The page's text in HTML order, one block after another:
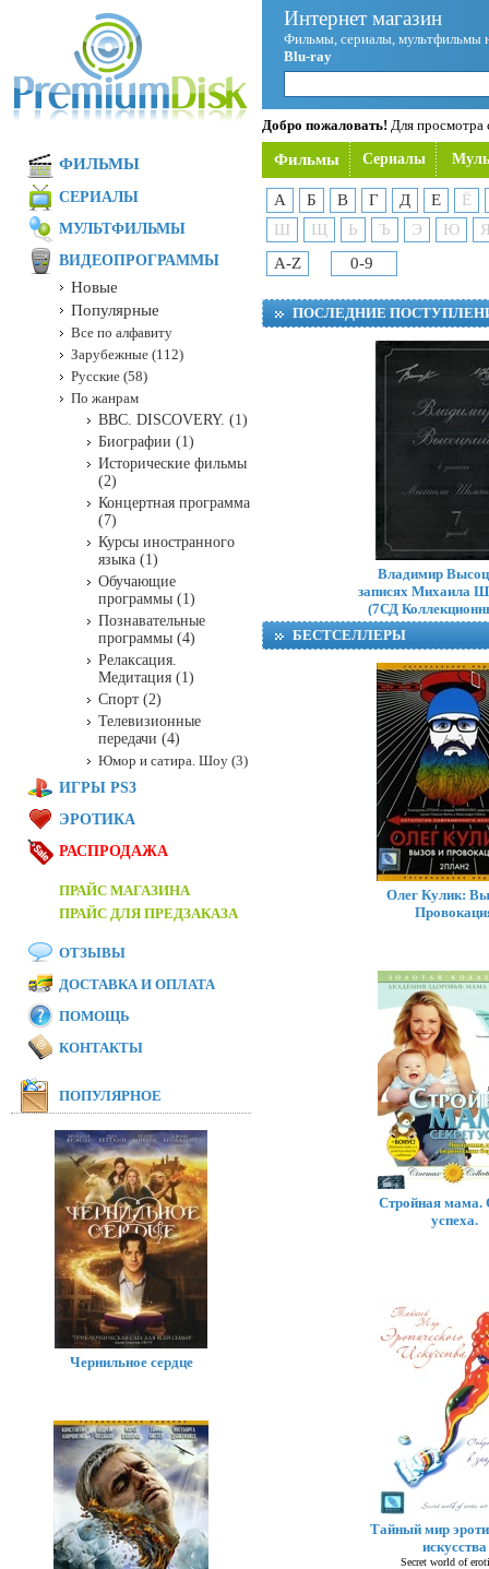
Интернет магазин
Фильмы, сериалы, мультфильмы
Blu-ray
Добро пожаловать! Для просмотра
Фильмы Сериалы
А Б В Г Д Е
Ё
Ш
Щ Ь Ъ Э Ю
A-Z
0-9
ПОСЛЕДНИЕ
Владимир
записях Михаила
(7СД
БЕСТСЕЛЛЕРЫ
Олег Кулик:
Стройная мама.
успеха.
Тайный мир
искусства
Secret world of
ФИЛЬМЫ
СЕРИАЛЫ
МУЛЬТФИЛЬМЫ
ВИДЕОПРОГРАММЫ
Новые
Популярные
Все по алфавиту
Зарубежные (112)
Русские (58)
По жанрам
BBC. DISCOVERY. (1)
Биографии (1)
Исторические фильмы
(2)
Концертная программа
(7)
Курсы иностранного
языка (1)
Обучающие
программы (1)
Познавательные
программы (4)
Релаксация.
Медитация (1)
Спорт (2)
Телевизионные
передачи (4)
Юмор и сатира. Шоу (3)
ИГРЫ PS3
ЭРОТИКА
РАСПРОДАЖА
ПРАЙС МАГАЗИНА
ПРАЙС ДЛЯ ПРЕДЗАКАЗА
ОТЗЫВЫ
ДОСТАВКА И ОПЛАТА
ПОМОЩЬ
КОНТАКТЫ
ПОПУЛЯРНОЕ
Чернильное сердце